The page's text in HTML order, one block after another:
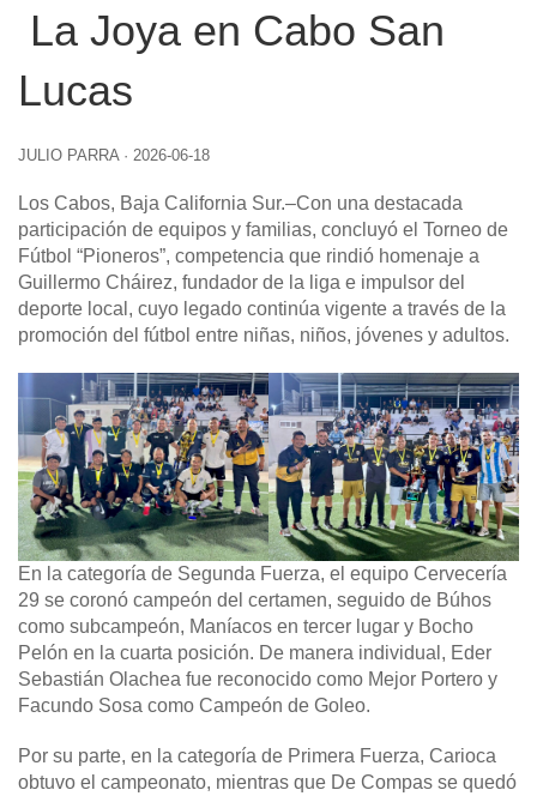
La Joya en Cabo San
Lucas
JULIO PARRA · 2026-06-18
Los Cabos, Baja California Sur.–Con una destacada
participación de equipos y familias, concluyó el Torneo de
Fútbol “Pioneros”, competencia que rindió homenaje a
Guillermo Cháirez, fundador de la liga e impulsor del
deporte local, cuyo legado continúa vigente a través de la
promoción del fútbol entre niñas, niños, jóvenes y adultos.
En la categoría de Segunda Fuerza, el equipo Cervecería
29 se coronó campeón del certamen, seguido de Búhos
como subcampeón, Maníacos en tercer lugar y Bocho
Pelón en la cuarta posición. De manera individual, Eder
Sebastián Olachea fue reconocido como Mejor Portero y
Facundo Sosa como Campeón de Goleo.
Por su parte, en la categoría de Primera Fuerza, Carioca
obtuvo el campeonato, mientras que De Compas se quedó